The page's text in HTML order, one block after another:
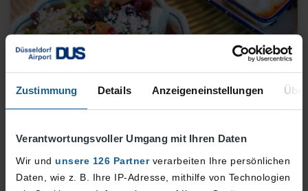
Zustimmung Details Anzeigeneinstellungen
Verantwortungsvoller Umgang mit Ihren Daten
Wir und unsere 126 Partnerverarbeiten Ihre persönlichen
Daten, wie z. B. Ihre IP-Adresse, mithilfe von Technologien
Moderne kurdisch-türkische Küche mit frischen
Zutaten, orientalischen Gewürzen und gesunden
Spezialitäten